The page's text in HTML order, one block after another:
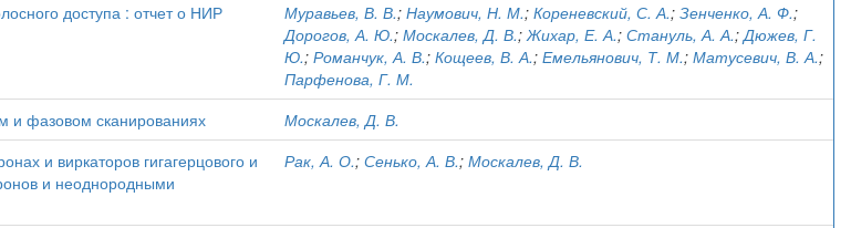
доступа : отчет о НИР
Муравьев, В. В.; Наумович, Н. М.; Кореневский, С. А.; Зенченко, А. Ф.;
Дорогов, А. Ю.; Москалев, Д. В.;Жихар, Е. А.; Стануль, А. А.;Дюжев, Г.
Ю.; Романчук, А. В.; Кощеев, В. А.; Емельянович, Т. М.; Матусевич, В. А.;
Парфенова, Г. М.
и фазовом сканированиях
Москалев, Д. В.
и виркаторов гигагерцового и
и неоднородными
Рак, А. О.; Сенько, А. В.; Москалев, Д. В.